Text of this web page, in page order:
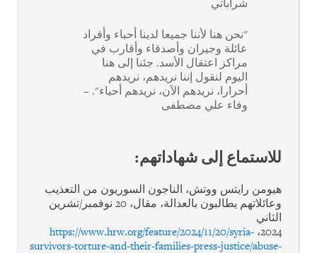
شراباتي
"نحن هنا لأننا جميعا لدينا أحباء وأفراد
عائلة وجيران وأصدقاء وأقارب في
مراكز اعتقال الأسد. جئنا إلى هنا
اليوم لنقول إننا نريدهم، نريدهم
أحرارا، نريدهم الآن، نريدهم أحياء". –
وفاء علي مصطفى
للاستماع إلى شهاداتهم:
هيومن رايتس ووتش، الناجون السوريون من التعذيب
وعائلاتهم يطالبون بالعدالة، مقال، 20 نوفمبر/تشرين
الثاني
2024، https://www.hrw.org/feature/2024/11/20/syria-
survivors-torture-and-their-families-press-justice/abuse-